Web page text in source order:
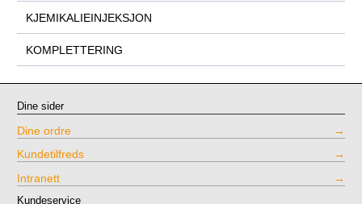
KJEMIKALIEINJEKSJON
KOMPLETTERING
Dine sider
Dine ordre
Kundetilfreds
Intranett
Kundeservice